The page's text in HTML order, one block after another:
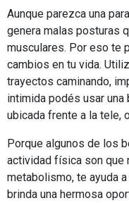
Aunque parezca una
genera malas posturas
musculares. Por eso te
cambios en tu vida.
trayectos caminando,
intimida podés usar
ubicada frente a la tele,
Porque algunos de los
actividad física son que
metabolismo, te ayuda
brinda una hermosa